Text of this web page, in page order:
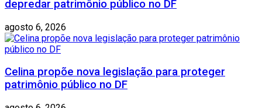
depredar patrimônio público no DF
agosto 6, 2026
Celina propõe nova legislação para proteger
patrimônio público no DF